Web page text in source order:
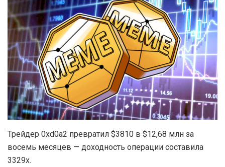
Трейдер 0xd0a2 превратил $3810 в $12,68 млн за
восемь месяцев — доходность операции составила
3329x.